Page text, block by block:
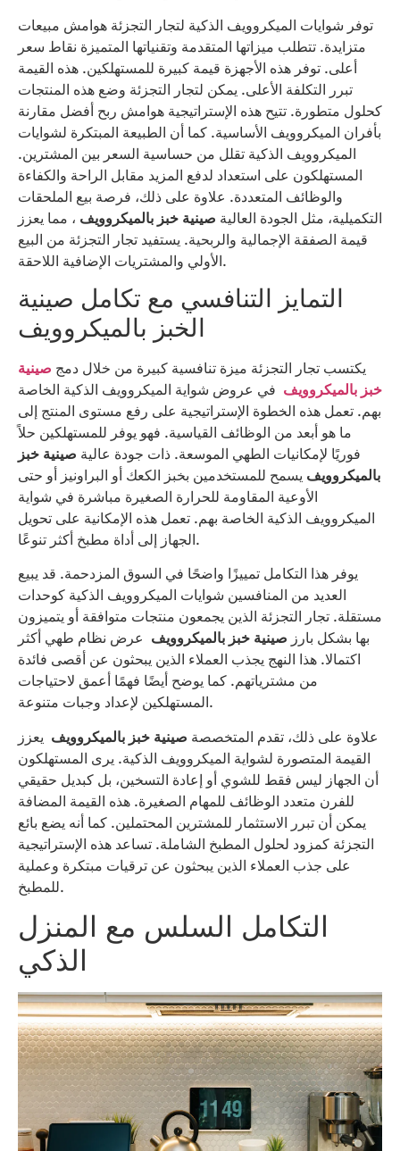
توفر شوايات الميكروويف الذكية لتجار التجزئة هوامش مبيعات
متزايدة. تتطلب ميزاتها المتقدمة وتقنياتها المتميزة نقاط سعر
أعلى. توفر هذه الأجهزة قيمة كبيرة للمستهلكين. هذه القيمة
تبرر التكلفة الأعلى. يمكن لتجار التجزئة وضع هذه المنتجات
كحلول متطورة. تتيح هذه الإستراتيجية هوامش ربح أفضل مقارنة
بأفران الميكروويف الأساسية. كما أن الطبيعة المبتكرة لشوايات
الميكروويف الذكية تقلل من حساسية السعر بين المشترين.
المستهلكون على استعداد لدفع المزيد مقابل الراحة والكفاءة
والوظائف المتعددة. علاوة على ذلك، فرصة بيع الملحقات
التكميلية، مثل الجودة العالية صينية خبز بالميكروويف ، مما يعزز
قيمة الصفقة الإجمالية والربحية. يستفيد تجار التجزئة من البيع
الأولي والمشتريات الإضافية اللاحقة.
التمايز التنافسي مع تكامل صينية
الخبز بالميكروويف
يكتسب تجار التجزئة ميزة تنافسية كبيرة من خلال دمج صينية
خبز بالميكروويف في عروض شواية الميكروويف الذكية الخاصة
بهم. تعمل هذه الخطوة الإستراتيجية على رفع مستوى المنتج إلى
ما هو أبعد من الوظائف القياسية. فهو يوفر للمستهلكين حلاً
فوريًا لإمكانيات الطهي الموسعة. ذات جودة عالية صينية خبز
بالميكروويف يسمح للمستخدمين بخبز الكعك أو البراونيز أو حتى
الأوعية المقاومة للحرارة الصغيرة مباشرة في شواية
الميكروويف الذكية الخاصة بهم. تعمل هذه الإمكانية على تحويل
الجهاز إلى أداة مطبخ أكثر تنوعًا.
يوفر هذا التكامل تمييزًا واضحًا في السوق المزدحمة. قد يبيع
العديد من المنافسين شوايات الميكروويف الذكية كوحدات
مستقلة. تجار التجزئة الذين يجمعون منتجات متوافقة أو يتميزون
بها بشكل بارز صينية خبز بالميكروويف عرض نظام طهي أكثر
اكتمالا. هذا النهج يجذب العملاء الذين يبحثون عن أقصى فائدة
من مشترياتهم. كما يوضح أيضًا فهمًا أعمق لاحتياجات
المستهلكين لإعداد وجبات متنوعة.
علاوة على ذلك، تقدم المتخصصة صينية خبز بالميكروويف يعزز
القيمة المتصورة لشواية الميكروويف الذكية. يرى المستهلكون
أن الجهاز ليس فقط للشوي أو إعادة التسخين، بل كبديل حقيقي
للفرن متعدد الوظائف للمهام الصغيرة. هذه القيمة المضافة
يمكن أن تبرر الاستثمار للمشترين المحتملين. كما أنه يضع بائع
التجزئة كمزود لحلول المطبخ الشاملة. تساعد هذه الإستراتيجية
على جذب العملاء الذين يبحثون عن ترقيات مبتكرة وعملية
للمطبخ.
التكامل السلس مع المنزل
الذكي